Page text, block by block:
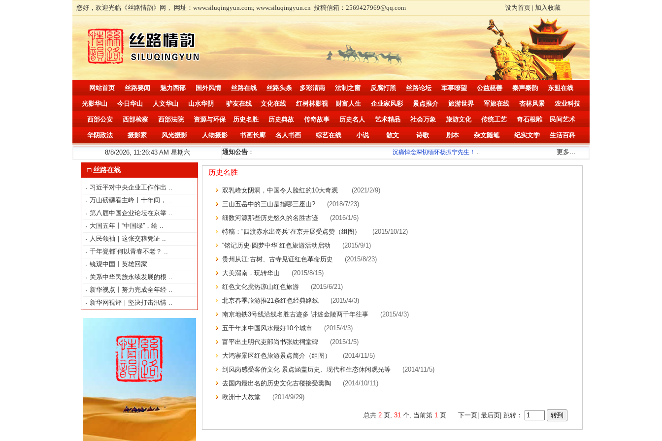
您好，欢迎光临《丝路情韵》网， 网址：www.siluqingyun.com; www.siluqingyun.cn 投稿信箱：2569427969@qq.com 设为首页 | 加入收藏
网站首页 丝路要闻 魅力西部 国外风情 丝路在线 丝路头条 多彩渭南 法制之窗 反腐打黑 丝路论坛 军事瞭望 公益慈善 秦声秦韵 东盟在线
光影华山 今日华山 人文华山 山水华阴 驴友在线 文化在线 红树林影视 财富人生 企业家风彩 景点推介 旅游世界 军旅在线 杏林风景 农业科技
西部公安 西部检察 西部法院 资源与环保 历史名胜 历史典故 传奇故事 历史名人 艺术精品 社会万象 旅游文化 传统工艺 奇石根雕 民间艺术
华阴政法 摄影家 风光摄影 人物摄影 书画长廊 名人书画 综艺在线 小说 散文 诗歌 剧本 杂文随笔 纪实文学 生活百科
8/8/2026, 11:26:44 AM 星期六 通知公告 ： 沉痛悼念深切缅怀杨振宁先生！ .. 更多…
□ 丝路在线
· 习近平对中央企业工作作出 ..
· 万山磅礴看主峰丨十年间， ..
· 第八届中国企业论坛在京举 ..
· 大国五年丨“中国绿”，绘 ..
· 人民领袖｜这张交粮凭证 ..
· 千年瓷都”何以青春不老？ ..
· 镜观中国丨英雄回家 ..
· 关系中华民族永续发展的根 ..
· 新华视点丨努力完成全年经 ..
· 新华网视评｜坚决打击汛情 ..
历史名胜
双乳峰女阴洞，中国令人脸红的10大奇观
(2021/2/9)
三山五岳中的三山是指哪三座山?
(2018/7/23)
细数河源那些历史悠久的名胜古迹
(2016/1/6)
特稿：“四渡赤水出奇兵”在京开展受点赞（组图）
(2015/10/12)
“铭记历史·圆梦中华”红色旅游活动启动
(2015/9/1)
贵州从江:古树、古寺见证红色革命历史
(2015/8/23)
大美渭南，玩转华山
(2015/8/15)
红色文化搅热凉山红色旅游
(2015/6/21)
北京春季旅游推21条红色经典路线
(2015/4/3)
南京地铁3号线沿线名胜古迹多 讲述金陵两千年往事
(2015/4/3)
五千年来中国风水最好10个城市
(2015/4/3)
富平出土明代吏部尚书张紞祠堂碑
(2015/1/5)
大鸿寨景区红色旅游景点简介（组图）
(2014/11/5)
到凤岗感受客侨文化 景点涵盖历史、现代和生态休闲观光等
(2014/11/5)
去国内最出名的历史文化古楼接受熏陶
(2014/10/11)
欧洲十大教堂
(2014/9/29)
总共 2 页, 31 个, 当前第 1 页 下一页 最后页 | 跳转：